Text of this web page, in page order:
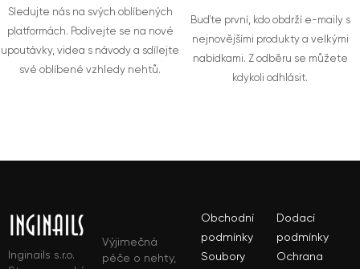
Sledujte nás na svých oblíbených
platformách. Podívejte se na nové
upoutávky, videa s návody a sdílejte
své oblíbené vzhledy nehtů.
Buďte první, kdo obdrží e-maily s
nejnovějšími produkty a velkými
nabídkami. Z odběru se můžete
kdykoli odhlásit.
Inginails s.r.o.
Výjimečná
péče o nehty,
Obchodní
podmínky
Dodací
podmínky
Soubory
Ochrana